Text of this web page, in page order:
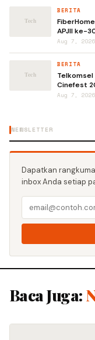
BERITA
APJII ke-
Aug 7, 2026
BERITA
Cinefest
Aug 7, 2026
NEWSLETTER
Dapatkan
inbox Anda setiap
Baca Juga: